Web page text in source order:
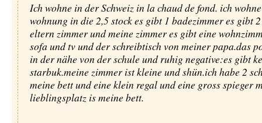
Ich wohne in der Schweiz in la chaud de fond. ich
wohnung in die 2,5 stock es gibt 1 badezimmer es gibt
eltern zimmer und meine zimmer es gibt eine
sofa und tv und der schreibtisch von meiner papa.das
in der nähe von der schule und ruhig negative:es gibt
starbuk.meine zimmer ist kleine und shün.ich habe 2
meine bett und eine klein regal und eine gross spieger
lieblingsplatz is meine bett.